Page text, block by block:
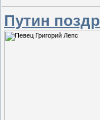
Путин